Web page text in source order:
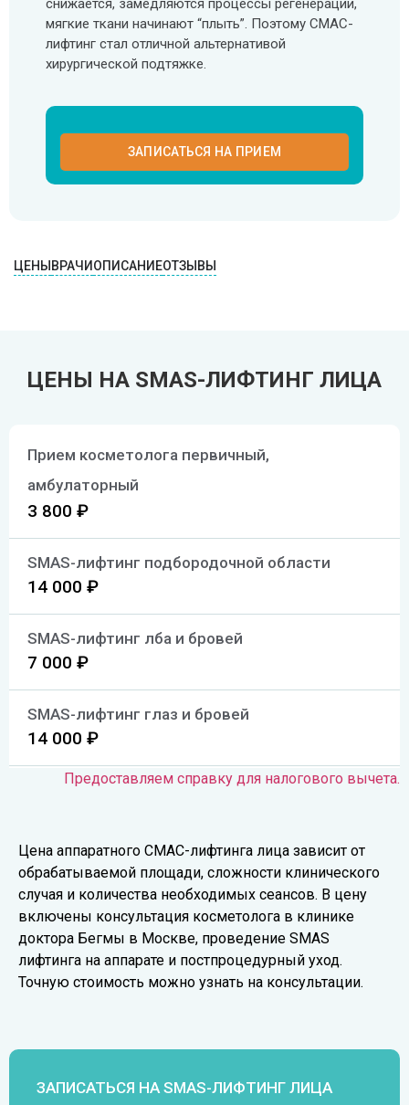
снижается, замедляются процессы регенерации,
мягкие ткани начинают “плыть”. Поэтому СМАС-
лифтинг стал отличной альтернативой
хирургической подтяжке.
ЗАПИСАТЬСЯ НА ПРИЕМ
ЦЕНЫ ВРАЧИ ОПИСАНИЕОТЗЫВЫ
ЦЕНЫ НА SMAS-ЛИФТИНГ ЛИЦА
Прием косметолога первичный,
амбулаторный
3 800 ₽
SMAS-лифтинг подбородочной области
14 000 ₽
SMAS-лифтинг лба и бровей
7 000 ₽
SMAS-лифтинг глаз и бровей
14 000 ₽
SMAS-лифтинг всего лица
Предоставляем справку для налогового вычета.
Цена аппаратного СМАС-лифтинга лица зависит от
обрабатываемой площади, сложности клинического
случая и количества необходимых сеансов. В цену
включены консультация косметолога в клинике
доктора Бегмы в Москве, проведение SMAS
лифтинга на аппарате и постпроцедурный уход.
Точную стоимость можно узнать на консультации.
ЗАПИСАТЬСЯ НА SMAS-ЛИФТИНГ ЛИЦА
SMAS-лифтинг шеи
SMAS-лифтинг лица